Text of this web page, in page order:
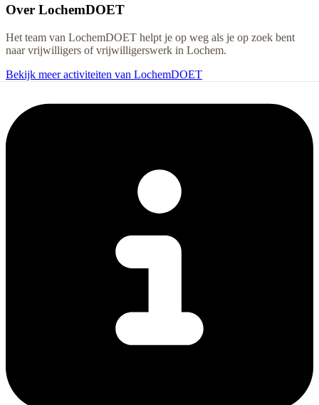
Over LochemDOET
Het team van LochemDOET helpt je op weg als je op zoek bent
naar vrijwilligers of vrijwilligerswerk in Lochem.
Bekijk meer activiteiten van LochemDOET